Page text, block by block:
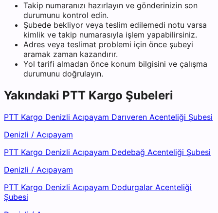
Takip numaranızı hazırlayın ve gönderinizin son
durumunu kontrol edin.
Şubede bekliyor veya teslim edilemedi notu varsa
kimlik ve takip numarasıyla işlem yapabilirsiniz.
Adres veya teslimat problemi için önce şubeyi
aramak zaman kazandırır.
Yol tarifi almadan önce konum bilgisini ve çalışma
durumunu doğrulayın.
Yakındaki PTT Kargo Şubeleri
PTT Kargo Denizli Acıpayam Darıveren Acenteliği Şubesi
Denizli / Acıpayam
PTT Kargo Denizli Acıpayam Dedebağ Acenteliği Şubesi
Denizli / Acıpayam
PTT Kargo Denizli Acıpayam Dodurgalar Acenteliği
Şubesi